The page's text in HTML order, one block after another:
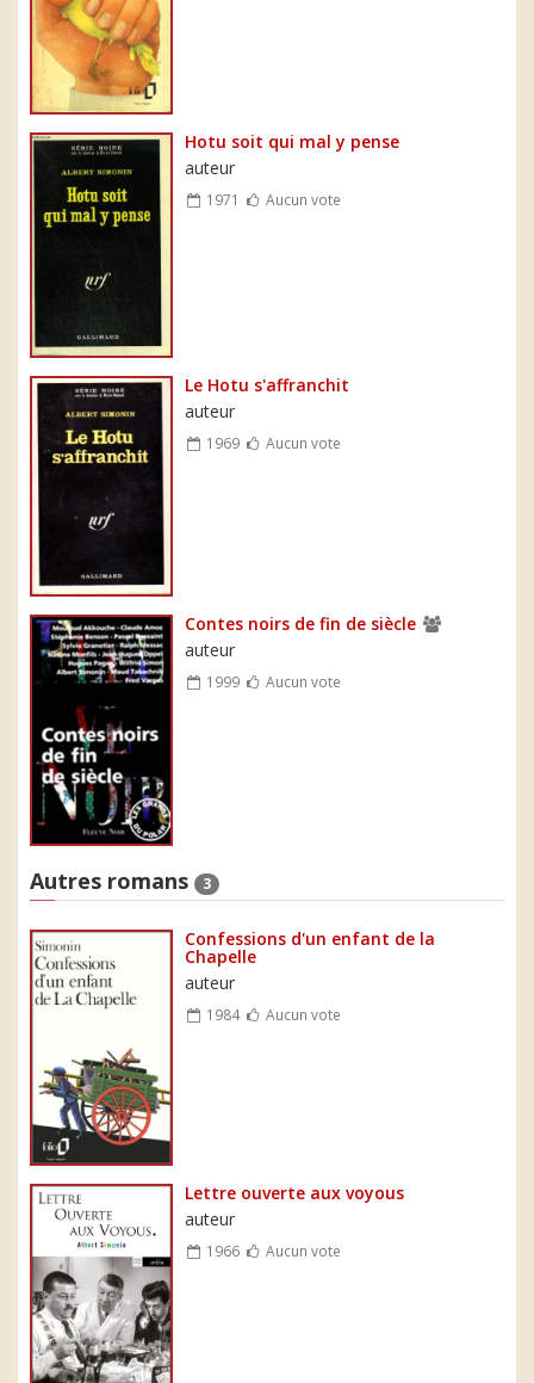
Hotu soit qui mal y pense
auteur
1971 Aucun vote
Le Hotu s'affranchit
auteur
1969 Aucun vote
Contes noirs de fin de siècle
auteur
1999 Aucun vote
Autres romans 3
Confessions d'un enfant de la
Chapelle
auteur
1984 Aucun vote
Lettre ouverte aux voyous
auteur
1966 Aucun vote